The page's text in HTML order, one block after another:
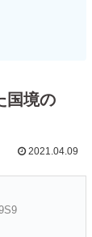
国境の
2021.04.09